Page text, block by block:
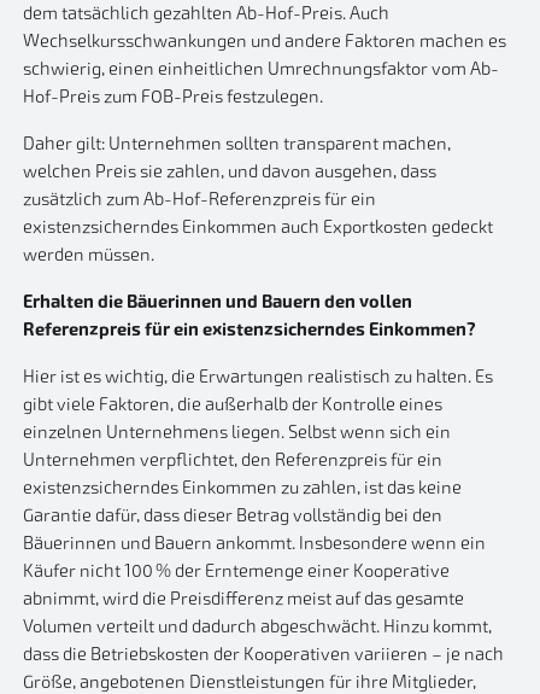
dem tatsächlich gezahlten Ab-Hof-Preis. Auch
Wechselkursschwankungen und andere Faktoren machen es
schwierig, einen einheitlichen Umrechnungsfaktor vom Ab-
Hof-Preis zum FOB-Preis festzulegen.
Daher gilt: Unternehmen sollten transparent machen,
welchen Preis sie zahlen, und davon ausgehen, dass
zusätzlich zum Ab-Hof-Referenzpreis für ein
existenzsicherndes Einkommen auch Exportkosten gedeckt
werden müssen.
Erhalten die Bäuerinnen und Bauern den vollen
Referenzpreis für ein existenzsicherndes Einkommen?
Hier ist es wichtig, die Erwartungen realistisch zu halten. Es
gibt viele Faktoren, die außerhalb der Kontrolle eines
einzelnen Unternehmens liegen. Selbst wenn sich ein
Unternehmen verpflichtet, den Referenzpreis für ein
existenzsicherndes Einkommen zu zahlen, ist das keine
Garantie dafür, dass dieser Betrag vollständig bei den
Bäuerinnen und Bauern ankommt. Insbesondere wenn ein
Käufer nicht 100 % der Erntemenge einer Kooperative
abnimmt, wird die Preisdifferenz meist auf das gesamte
Volumen verteilt und dadurch abgeschwächt. Hinzu kommt,
dass die Betriebskosten der Kooperativen variieren – je nach
Größe, angebotenen Dienstleistungen für ihre Mitglieder,